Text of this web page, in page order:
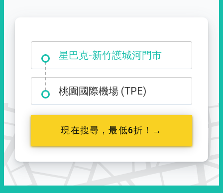
星巴克-新竹護城河門市
大霸尖山登山口
桃園國際機場 (TPE)
現在搜尋，最低6折！→